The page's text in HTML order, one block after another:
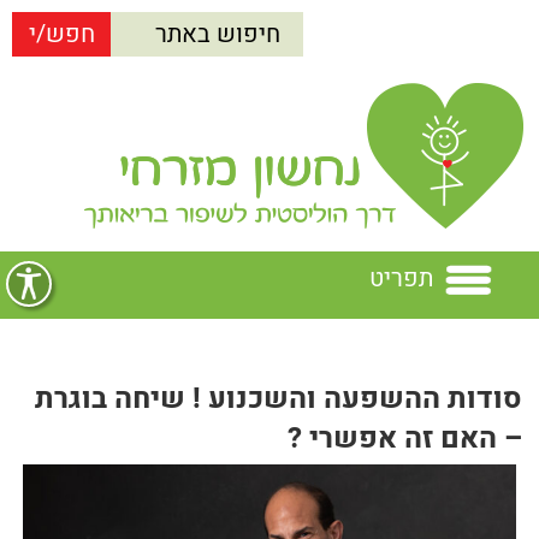
תפריט
נחשון מזרחי
נחשון מזרחי
סודות ההשפעה והשכנוע ! שיחה בוגרת
– האם זה אפשרי ?